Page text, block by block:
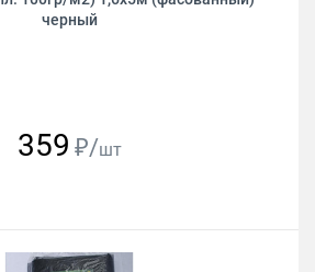
черный
359 ₽/шт